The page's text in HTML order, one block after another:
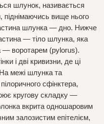
шлунок, називається
вище нього
шлунка — дно. Нижче
— тіло шлунка, яка
— воротарем (pylorus).
і дві кривизни, де ці
межі шлунка та
сфінктера,
кругову складку —
вкрита одношаровим
залозистим епітелієм,